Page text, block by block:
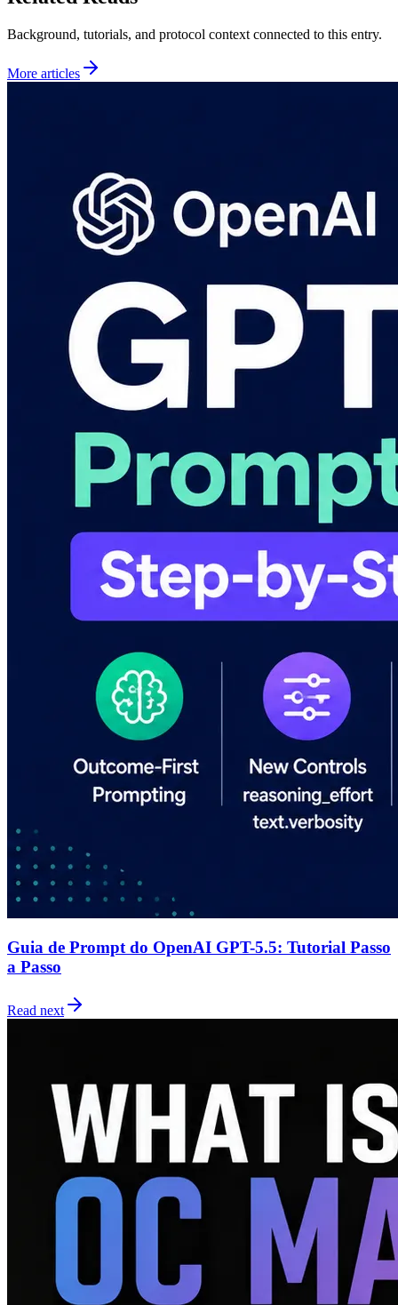
Background, tutorials, and protocol context connected to this entry.
More articles
Guia de Prompt do OpenAI GPT-5.5: Tutorial Passo
a Passo
Read next